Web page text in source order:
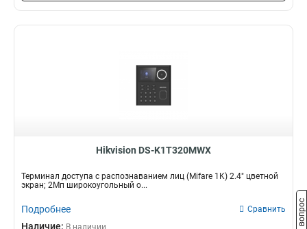
Hikvision DS-K1T320MWX
Терминал доступа с распознаванием лиц (Mifare 1K) 2.4" цветной
экран; 2Мп широкоугольный о...
Подробнее Сравнить
Наличие: В наличии